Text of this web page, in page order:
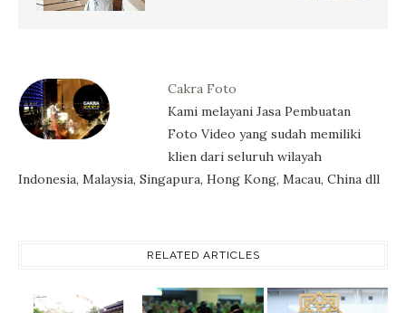
Cakra Foto
Kami melayani Jasa Pembuatan
Foto Video yang sudah memiliki
klien dari seluruh wilayah
Indonesia, Malaysia, Singapura, Hong Kong, Macau, China dll
RELATED ARTICLES